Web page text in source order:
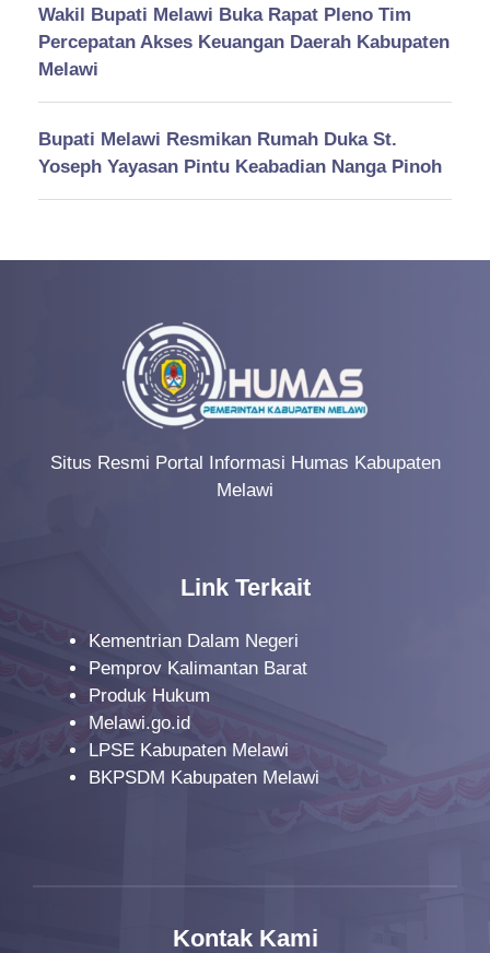
Wakil Bupati Melawi Buka Rapat Pleno Tim
Percepatan Akses Keuangan Daerah Kabupaten
Melawi
Bupati Melawi Resmikan Rumah Duka St.
Yoseph Yayasan Pintu Keabadian Nanga Pinoh
Situs Resmi Portal Informasi Humas Kabupaten
Melawi
Link Terkait
Kementrian Dalam Negeri
Pemprov Kalimantan Barat
Produk Hukum
Melawi.go.id
LPSE Kabupaten Melawi
BKPSDM Kabupaten Melawi
Kontak Kami